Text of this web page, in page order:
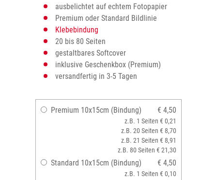
ausbelichtet auf echtem Fotopapier
Premium oder Standard Bildlinie
Klebebindung
20 bis 80 Seiten
gestaltbares Softcover
inklusive Geschenkbox (Premium)
versandfertig in 3-5 Tagen
Premium 10x15cm (Bindung) € 4,50
z.B. 1 Seiten € 0,21
z.B. 20 Seiten € 8,70
z.B. 21 Seiten € 8,91
z.B. 80 Seiten € 21,30
Standard 10x15cm (Bindung) € 4,50
z.B. 1 Seiten € 0,10